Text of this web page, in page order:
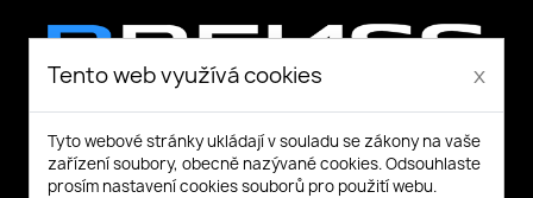
Tento web využívá cookies x
Tyto webové stránky ukládají v souladu se zákony na vaše
zařízení soubory, obecně nazývané cookies. Odsouhlaste
prosím nastavení cookies souborů pro použití webu.